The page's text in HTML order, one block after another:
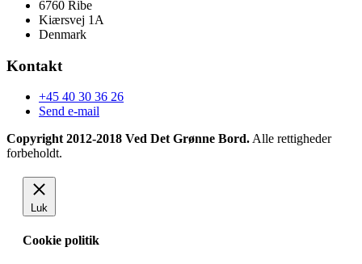
6760 Ribe
Kiærsvej 1A
Denmark
Kontakt
+45 40 30 36 26
Send e-mail
Copyright 2012-2018 Ved Det Grønne Bord. Alle rettigheder
forbeholdt.
Luk
Cookie politik